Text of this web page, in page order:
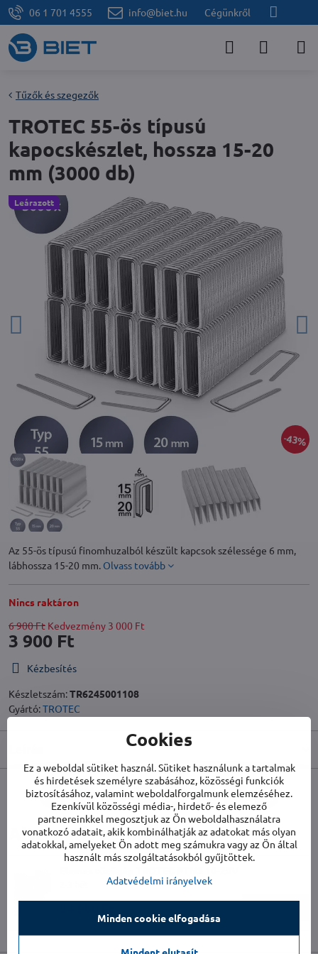
06 1 701 4555 info@biet.hu Cégünkről
Leárazott
43%
Tűzők és szegezők
TROTEC 55-ös típusú
kapocskészlet, hossza 15-20
mm (3000 db)
Az 55-ös típusú finomhuzalból készült kapcsok szélessége 6 mm,
lábhossza 15-20 mm. Olvass tovább
Nincs raktáron
6 900 Ft Kedvezmény 3 000 Ft
3 900 Ft
Kézbesítés
Készletszám:TR6245001108
Gyártó:TROTEC
FacebookTwitterBlueskyPinterestRedditLinkedInWhatsApp
E-
mail
Alternatív termékek
Cookies
Ez a weboldal sütiket használ. Sütiket használunk a tartalmak
és hirdetések személyre szabásához, közösségi funkciók
biztosításához, valamint weboldalforgalmunk elemzéséhez.
Ezenkívül közösségi média-, hirdető- és elemező
partnereinkkel megosztjuk az Ön weboldalhasználatra
vonatkozó adatait, akik kombinálhatják az adatokat más olyan
adatokkal, amelyeket Ön adott meg számukra vagy az Ön által
használt más szolgáltatásokból gyűjtöttek.
Adatvédelmi irányelvek
Minden cookie elfogadása